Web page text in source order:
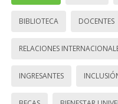
BIBLIOTECA DOCENTES
RELACIONES
INGRESANTES